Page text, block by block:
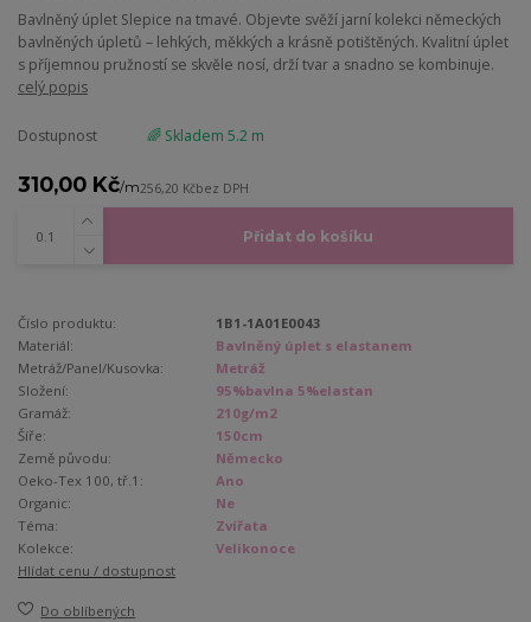
Bavlněný úplet Slepice na tmavé. Objevte svěží jarní kolekci německých
bavlněných úpletů – lehkých, měkkých a krásně potištěných. Kvalitní úplet
s příjemnou pružností se skvěle nosí, drží tvar a snadno se kombinuje.
celý popis
Dostupnost 🌈 Skladem 5.2 m
310,00 Kč/m256,20 Kčbez DPH
Přidat do košíku
Číslo produktu:
1B1-1A01E0043
Materiál:
Bavlněný úplet s elastanem
Metráž/Panel/Kusovka:
Metráž
Složení:
95%bavlna 5%elastan
Gramáž:
210g/m2
Šíře:
150cm
Země původu:
Německo
Oeko-Tex 100, tř.1:
Ano
Organic:
Ne
Téma:
Zvířata
Kolekce:
Velikonoce
Hlídat cenu / dostupnost
Do oblíbených